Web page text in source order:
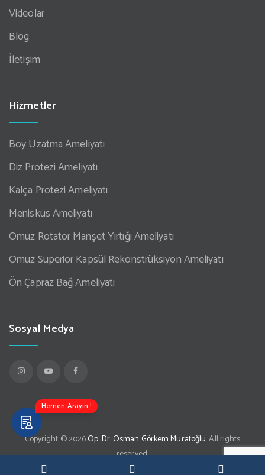
Videolar
Blog
İletişim
Hizmetler
Boy Uzatma Ameliyatı
Diz Protezi Ameliyatı
Kalça Protezi Ameliyatı
Menisküs Ameliyatı
Omuz Rotator Manşet Yırtığı Ameliyatı
Omuz Superior Kapsül Rekonstrüksiyon Ameliyatı
Ön Çapraz Bağ Ameliyatı
Sosyal Medya
Copyright © 2026Op. Dr. Osman Görkem Muratoğlu. All rights
reserved.
Hemen Arayın !